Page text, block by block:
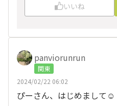
いいね
panviorunrun
関東
2024/02/22 06:02
ぴーさん、はじめまして☺️